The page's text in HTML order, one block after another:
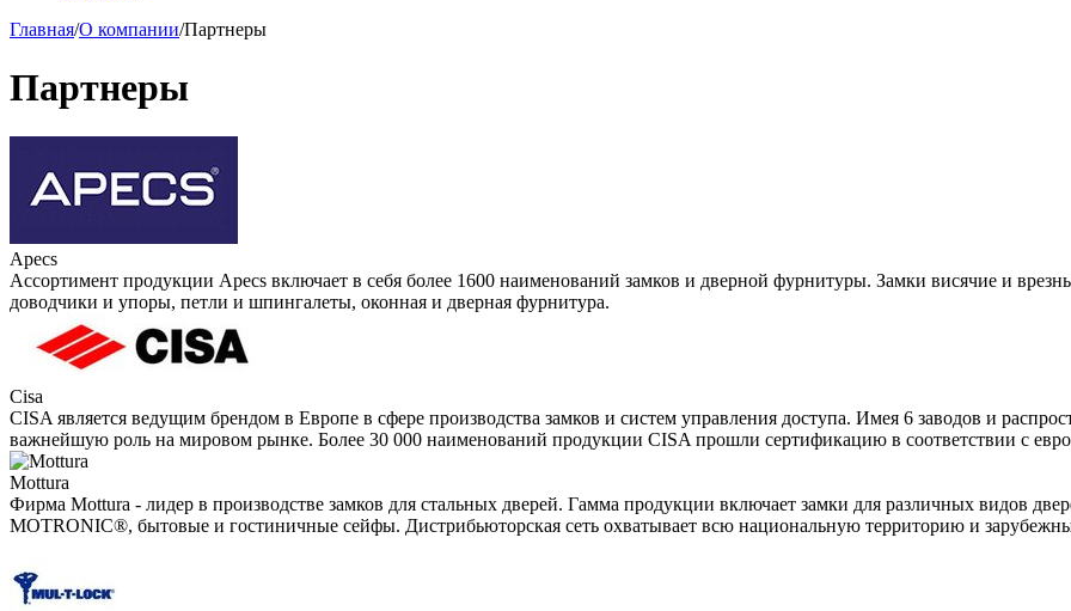
Главная/О компании/Партнеры
Партнеры
Apecs
Ассортимент продукции Apecs включает в себя более 1600 наименований замков и дверной фурнитуры. Замки висячие и
доводчики и упоры, петли и шпингалеты, оконная и дверная фурнитура.
Cisa
CISA является ведущим брендом в Европе в сфере производства замков и систем управления доступа. Имея 6 заводов и
важнейшую роль на мировом рынке. Более 30 000 наименований продукции CISA прошли сертификацию в соответствии с
Mottura
Фирма Mottura - лидер в производстве замков для стальных дверей. Гамма продукции включает замки для различных видов
MOTRONIC®, бытовые и гостиничные сейфы. Дистрибьюторская сеть охватывает всю национальную территорию и